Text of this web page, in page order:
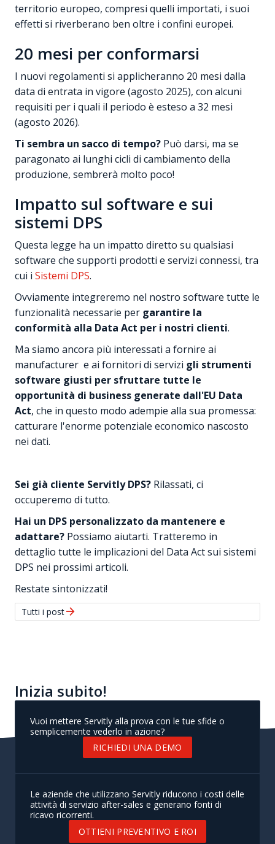
territorio europeo, compresi quelli importati, i suoi
effetti si riverberano ben oltre i confini europei.
20 mesi per conformarsi
I nuovi regolamenti si applicheranno 20 mesi dalla
data di entrata in vigore (agosto 2025), con alcuni
requisiti per i quali il periodo è esteso a 32 mesi
(agosto 2026).
Ti sembra un sacco di tempo? Può darsi, ma se
paragonato ai lunghi cicli di cambiamento della
produzione, sembrerà molto poco!
Impatto sul software e sui
sistemi DPS
Questa legge ha un impatto diretto su qualsiasi
software che supporti prodotti e servizi connessi, tra
cui i Sistemi DPS.
Ovviamente integreremo nel nostro software tutte le
funzionalità necessarie per garantire la
conformità alla Data Act per i nostri clienti.
Ma siamo ancora più interessati a fornire ai
manufacturer e ai fornitori di servizi gli strumenti
software giusti per sfruttare tutte le
opportunità di business generate dall'EU Data
Act, che in questo modo adempie alla sua promessa:
catturare l'enorme potenziale economico nascosto
nei dati.
Sei già cliente Servitly DPS? Rilassati, ci
occuperemo di tutto.
Hai un DPS personalizzato da mantenere e
adattare? Possiamo aiutarti. Tratteremo in
dettaglio tutte le implicazioni del Data Act sui sistemi
DPS nei prossimi articoli.
Restate sintonizzati!
Tutti i postARROW_FORWARD
Inizia subito!
Vuoi mettere Servitly alla prova con le tue sfide o
semplicemente vederlo in azione?
RICHIEDI UNA DEMO
Le aziende che utilizzano Servitly riducono i costi delle
attività di servizio after-sales e generano fonti di
ricavo ricorrenti.
OTTIENI PREVENTIVO E ROI